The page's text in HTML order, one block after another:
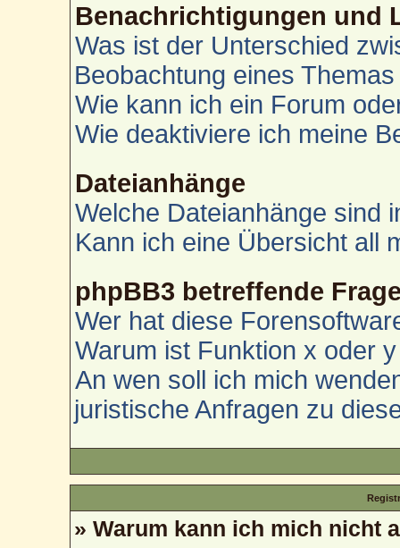
Benachrichtigungen und
Was ist der Unterschied
Beobachtung eines
Wie kann ich ein Forum
Wie deaktiviere ich meine
Dateianhänge
Welche Dateianhänge sind
Kann ich eine Übersicht all
phpBB3 betreffende
Wer hat diese
Warum ist Funktion x oder
An wen soll ich mich
juristische Anfragen zu
» Warum kann ich mich nicht